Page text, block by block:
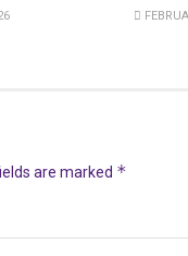
are marked *